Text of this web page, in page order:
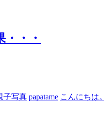
・・
子写真 papatame こんにちは